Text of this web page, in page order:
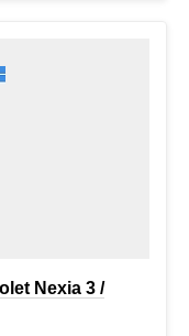
Nexia 3 /